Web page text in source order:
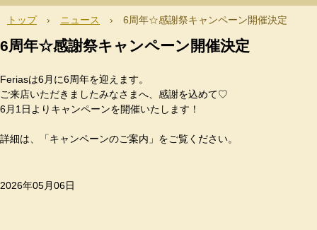
トップ › ニュース › 6周年☆感謝祭キャンペーン開催決定
6周年☆感謝祭キャンペーン開催決定
Feriasは6月に6周年を迎えます。
ご来店いただきましたみなさまへ、感謝を込めて♡
6月1日よりキャンペーンを開催いたします！
詳細は、「キャンペーンのご案内」をご覧ください。
2026年05月06日